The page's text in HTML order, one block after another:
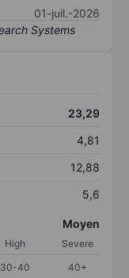
01-juil.-2026
23,29
4,81
12,88
5,6
Moyen
High
Severe
30-40 40+